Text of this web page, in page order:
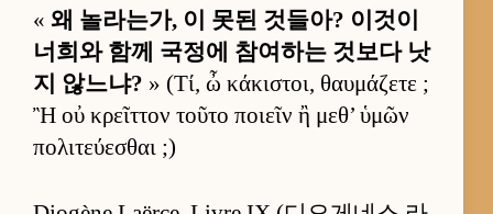
« 왜 놀라는가, 이 못된 것들아? 이것이
너희와 함께 국정에 참여하는 것보다 낫
지 않느냐? » (Τί, ὦ κάκιστοι, θαυμάζετε ;
Ἢ οὐ κρεῖττον τοῦτο ποιεῖν ἢ μεθ’ ὑμῶν
πολιτεύεσθαι ;)